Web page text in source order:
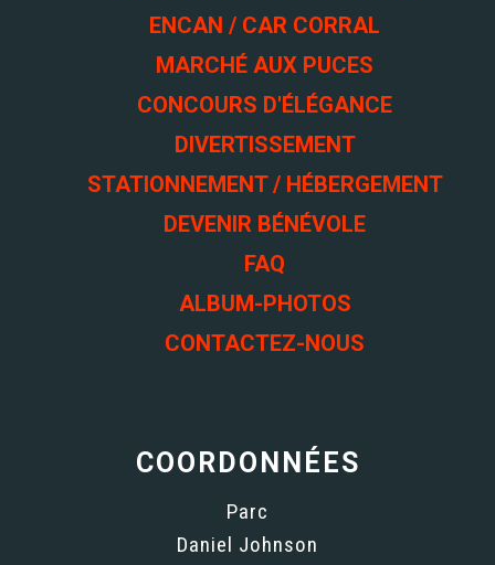
ENCAN / CAR CORRAL
MARCHÉ AUX PUCES
CONCOURS D'ÉLÉGANCE
DIVERTISSEMENT
STATIONNEMENT / HÉBERGEMENT
DEVENIR BÉNÉVOLE
FAQ
ALBUM-PHOTOS
CONTACTEZ-NOUS
COORDONNÉES
Parc
Daniel Johnson